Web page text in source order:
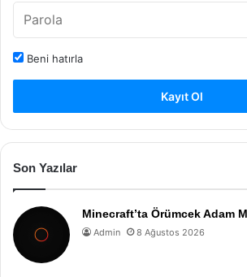
Beni hatırla
Kayıt Ol
Son Yazılar
Minecraft’ta Örümcek Adam
Admin 8 Ağustos 2026